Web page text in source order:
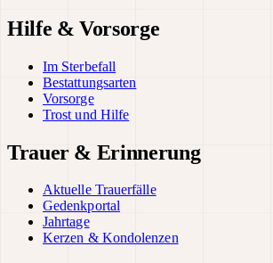
Hilfe & Vorsorge
Im Sterbefall
Bestattungsarten
Vorsorge
Trost und Hilfe
Trauer & Erinnerung
Aktuelle Trauerfälle
Gedenkportal
Jahrtage
Kerzen & Kondolenzen